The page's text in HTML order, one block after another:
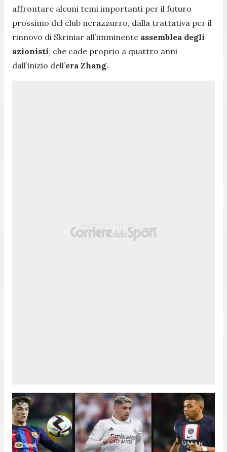
affrontare alcuni temi importanti per il futuro
prossimo del club nerazzurro, dalla trattativa per il
rinnovo di Skriniar all’imminente assemblea degli
azionisti, che cade proprio a quattro anni
dall’inizio dell’era Zhang.